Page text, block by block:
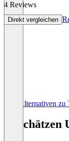
4 Reviews
Direkt vergleichen
Alle Alternativen
So